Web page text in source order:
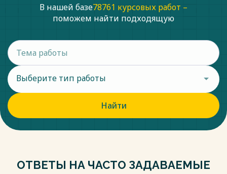
В нашей базе78761 курсовых работ –
поможем найти подходящую
Выберите тип работы
Найти
ОТВЕТЫ НА ЧАСТО ЗАДАВАЕМЫЕ